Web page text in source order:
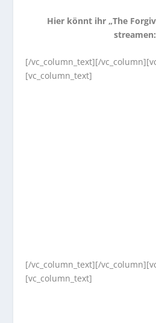
Hier könnt ihr „The
streamen:
[/vc_column_text][/
[vc_column_text]
[/vc_column_text][/
[vc_column_text]